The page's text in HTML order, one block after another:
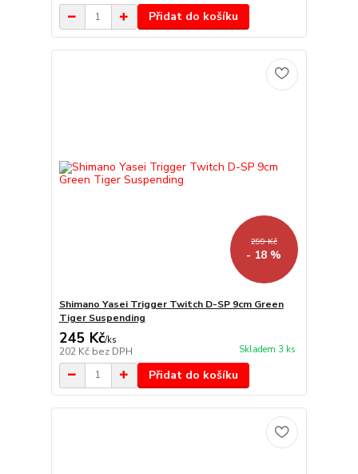
Přidat do košíku
299 Kč
- 18 %
Shimano Yasei Trigger Twitch D-SP 9cm Green
Tiger Suspending
245 Kč/ks
202 Kč bez DPH Skladem 3 ks
Přidat do košíku